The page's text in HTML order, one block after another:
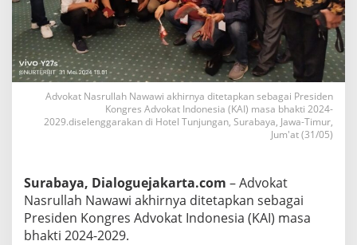
l
i
h
S
e
b
a
g
a
e
s
i
d
Advokat Nasrullah Nawawi akhirnya ditetapkan sebagai Presiden
Kongres Advokat Indonesia (KAI) masa bhakti 2024-
2029.diselenggarakan di Hotel Tunjungan, Surabaya, Jawa-Timur,
Jum'at (31/05)
Surabaya, Dialoguejakarta.com – Advokat
Nasrullah Nawawi akhirnya ditetapkan sebagai
Presiden Kongres Advokat Indonesia (KAI) masa
bhakti 2024-2029.